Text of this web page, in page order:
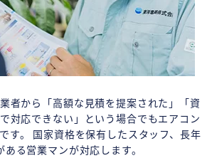
者から「高額な見積を提案された」「資
対応できない」という場合でもエアコン
す。 国家資格を保有したスタッフ、長年
ある営業マンが対応します。